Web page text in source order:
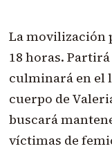
La movilización
18 horas.
culminará en el
cuerpo de
buscará
víctimas de